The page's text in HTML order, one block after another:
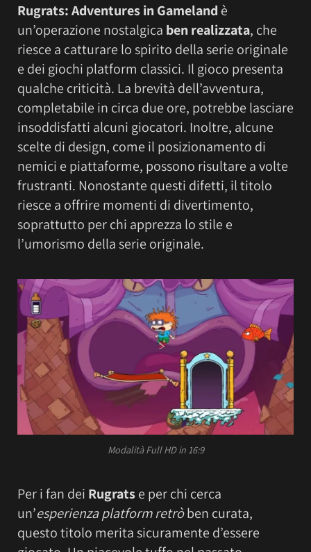
Rugrats: Adventures in Gameland è
un’operazione nostalgica ben realizzata, che
riesce a catturare lo spirito della serie originale
e dei giochi platform classici. Il gioco presenta
qualche criticità. La brevità dell’avventura,
completabile in circa due ore, potrebbe lasciare
insoddisfatti alcuni giocatori. Inoltre, alcune
scelte di design, come il posizionamento di
nemici e piattaforme, possono risultare a volte
frustranti. Nonostante questi difetti, il titolo
riesce a offrire momenti di divertimento,
soprattutto per chi apprezza lo stile e
l’umorismo della serie originale.
Modalità Full HD in 16:9
Per i fan dei Rugratse per chi cerca
un’esperienza platform retròben curata,
questo titolo merita sicuramente d’essere